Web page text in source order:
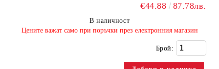
€44.88 87.78лв.
В наличност
​Цените важат само при поръчки през електронния магазин
Брой: